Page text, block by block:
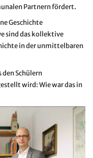
Partnern fördert.
Geschichte
sind das kollektive
in der unmittelbaren
Schülern
wird: Wie war das in